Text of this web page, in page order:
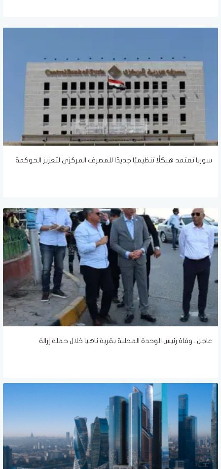
سوريا تعتمد هيكلًا تنظيميًا جديدًا للمصرف المركزي لتعزيز الحوكمة
عاجل.. وفاة رئيس الوحدة المحلية بقرية ناهيا خلال حملة إزالة